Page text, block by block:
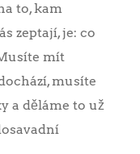
to, kam
zeptají, je: co
mít
musíte
a děláme to už